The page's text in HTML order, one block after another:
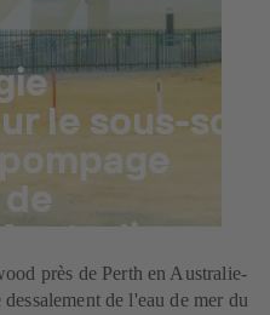
le sous-sol
Australie
près de Perth en Australie-
de l'eau de mer du